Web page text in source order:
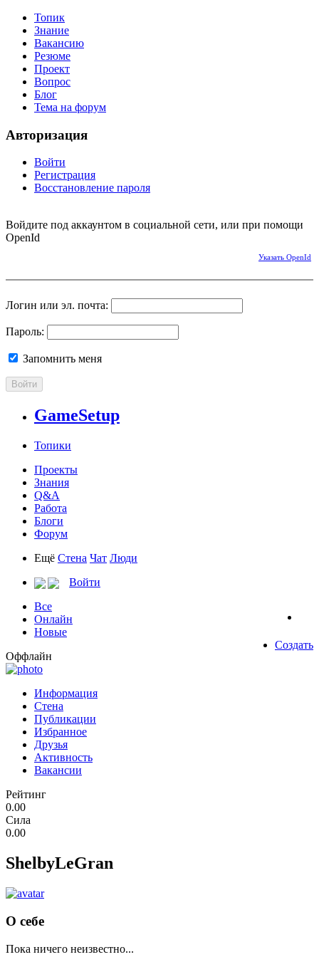
Топик
Знание
Вакансию
Резюме
Проект
Вопрос
Блог
Тема на форум
Авторизация
Войти
Регистрация
Восстановление пароля
Войдите под аккаунтом в социальной сети, или при помощи
OpenId
Указать OpenId
Логин или эл. почта:
Пароль:
Запомнить меня
Войти
GameSetup
Топики
Проекты
Знания
Q&A
Работа
Блоги
Форум
Ещё Стена Чат Люди
Войти
Все
Онлайн
Новые
Создать
Оффлайн
Информация
Стена
Публикации
Избранное
Друзья
Активность
Вакансии
Рейтинг
0.00
Сила
0.00
ShelbyLeGran
О себе
Пока ничего неизвестно...